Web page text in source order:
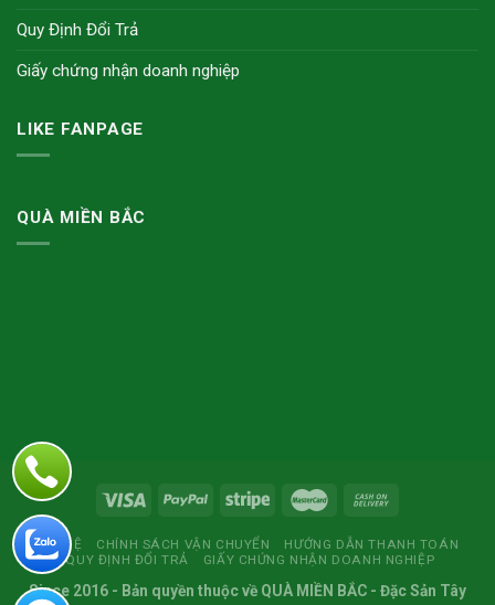
Quy Định Đổi Trả
Giấy chứng nhận doanh nghiệp
LIKE FANPAGE
QUÀ MIỀN BẮC
LIÊN HỆ CHÍNH SÁCH VẬN CHUYỂN
HƯỚNG DẪN THANH TOÁN
QUY ĐỊNH ĐỔI TRẢ
GIẤY CHỨNG NHẬN DOANH NGHIỆP
Since 2016 - Bản quyền thuộc về QUÀ MIỀN BẮC - Đặc Sản Tây